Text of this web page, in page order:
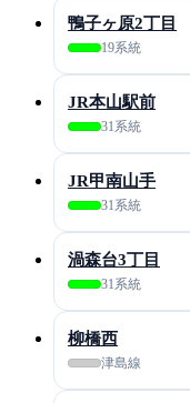
鴨子ヶ原2丁目
19系統
JR本山駅前
31系統
JR甲南山手
31系統
渦森台3丁目
31系統
柳橋西
津島線